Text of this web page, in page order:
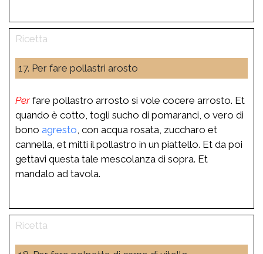
17. Per fare pollastri arosto
Perfare pollastro arrosto si vole cocere arrosto. Et
quando è cotto, togli sucho di pomaranci, o vero di
bono agresto , con acqua rosata, zuccharo et
cannella, et mitti il pollastro in un piattello. Et da poi
gettavi questa tale mescolanza di sopra. Et
mandalo ad tavola.